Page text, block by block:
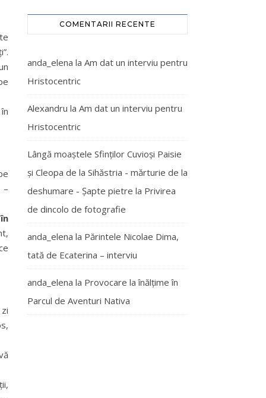
–
COMENTARII RECENTE
anda_elena la Am dat un interviu pentru
Hristocentric
Alexandru la Am dat un interviu pentru
Hristocentric
Lângă moaștele Sfinților Cuvioși Paisie
și Cleopa de la Sihăstria - mărturie de la
deshumare - Şapte pietre la Privirea
de dincolo de fotografie
anda_elena la Părintele Nicolae Dima,
tată de Ecaterina – interviu
anda_elena la Provocare la înălțime în
Parcul de Aventuri Nativa